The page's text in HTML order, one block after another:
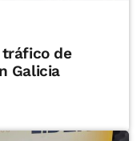
de
Galicia